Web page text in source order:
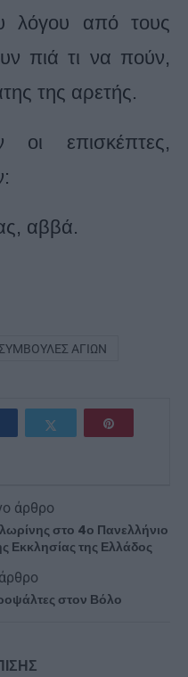
λόγου από τους
πιά τι να πούν,
της αρετής.
επισκέπτες,
αββά.
ΑΓΊΩΝ
άρθρο
στο 4ο Πανελλήνιο
Εκκλησίας της Ελλάδος
στον Βόλο